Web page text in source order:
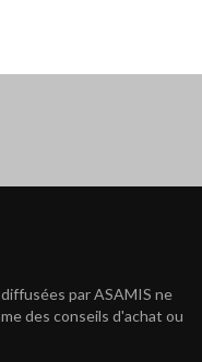
par ASAMIS ne
des conseils d'achat ou